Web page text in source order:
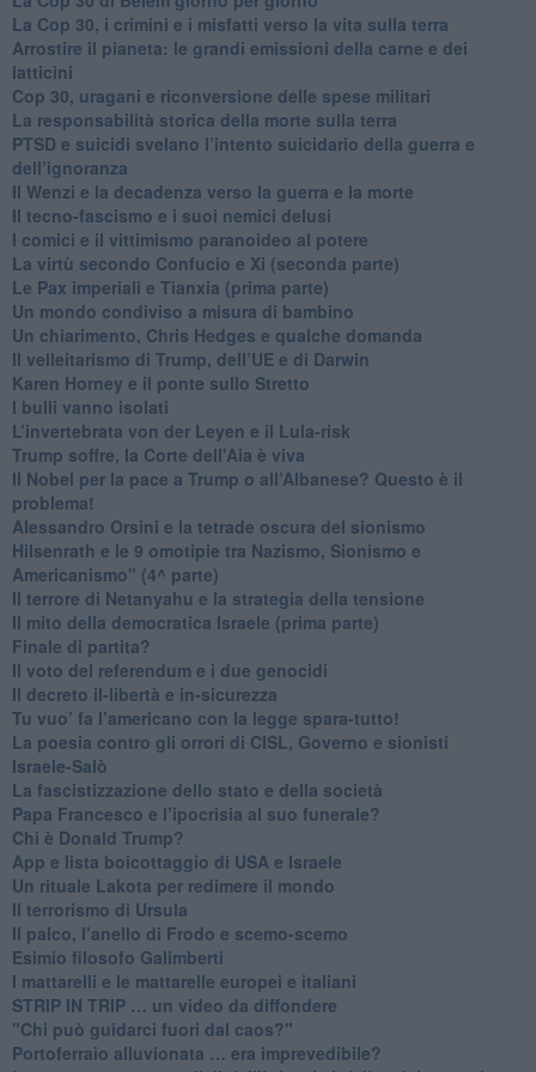
La Cop 30, i crimini e i misfatti verso la vita sulla terra
Arrostire il pianeta: le grandi emissioni della carne e dei
latticini
​Cop 30, uragani e riconversione delle spese militari
La responsabilità storica della morte sulla terra
PTSD e suicidi svelano l’intento suicidario della guerra e
dell’ignoranza
Il Wenzi e la decadenza verso la guerra e la morte
​Il tecno-fascismo e i suoi nemici delusi
​I comici e il vittimismo paranoideo al potere
​La virtù secondo Confucio e Xi (seconda parte)
Le Pax imperiali e Tianxia (prima parte)
Un mondo condiviso a misura di bambino
​Un chiarimento, Chris Hedges e qualche domanda
Il velleitarismo di Trump, dell’UE e di Darwin
​Karen Horney e il ponte sullo Stretto
​I bulli vanno isolati
L’invertebrata von der Leyen e il Lula-risk
Trump soffre, la Corte dell'Aia è viva
​Il Nobel per la pace a Trump o all’Albanese? Questo è il
problema!
​Alessandro Orsini e la tetrade oscura del sionismo
​Hilsenrath e le 9 omotipie tra Nazismo, Sionismo e
Americanismo" (4^ parte)
​Il terrore di Netanyahu e la strategia della tensione
Il mito della democratica Israele (prima parte)
​Finale di partita?
​Il voto del referendum e i due genocidi
Il decreto il-libertà e in-sicurezza
Tu vuo’ fa l’americano con la legge spara-tutto!
La poesia contro gli orrori di CISL, Governo e sionisti
Israele-Salò
​La fascistizzazione dello stato e della società
Papa Francesco e l’ipocrisia al suo funerale?
​Chi è Donald Trump?
App e lista boicottaggio di USA e Israele
​Un rituale Lakota per redimere il mondo
Il terrorismo di Ursula
​Il palco, l’anello di Frodo e scemo-scemo
Esimio filosofo Galimberti
​I mattarelli e le mattarelle europei e italiani
​STRIP IN TRIP … un video da diffondere
"Chi può guidarci fuori dal caos?"
​Portoferraio alluvionata … era imprevedibile?